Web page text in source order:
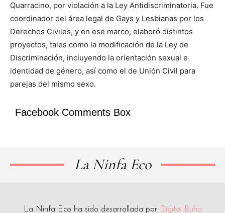
Quarracino, por violación a la Ley Antidiscriminatoria. Fue
coordinador del área legal de Gays y Lesbianas por los
Derechos Civiles, y en ese marco, elaboró distintos
proyectos, tales como la modificación de la Ley de
Discriminación, incluyendo la orientación sexual e
identidad de género, así como el de Unión Civil para
parejas del mismo sexo.
Facebook Comments Box
La Ninfa Eco
La Ninfa Eco ha sido desarrollada por Digital Buho